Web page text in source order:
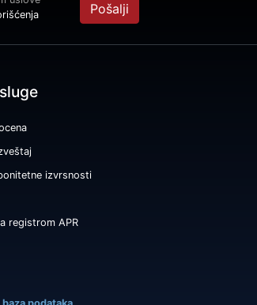
Pošalji
izvrsnosti
registrom APR